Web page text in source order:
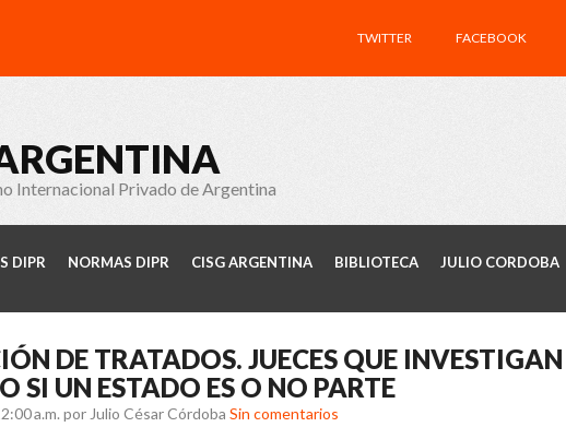
TWITTER FACEBOOK
Internacional Privado de Argentina
DIPR NORMAS DIPR CISG ARGENTINA BIBLIOTECA JULIO CORDOBA
DE TRATADOS. JUECES QUE INVESTIGAN
SI UN ESTADO ES O NO PARTE
a.m. por Julio César Córdoba Sin comentarios